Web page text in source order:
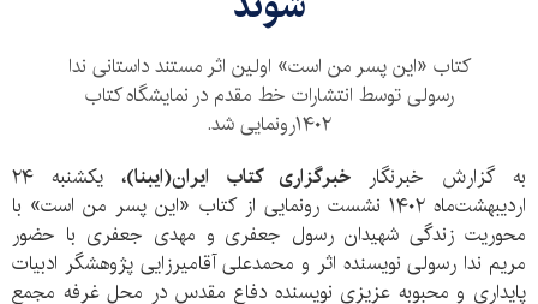
کتاب «این پسر من است» اولین اثر مستند داستانی ندا
رسولی توسط انتشارات خط مقدم در نمایشگاه کتاب
۱۴۰۲رونمایی شد.
به گزارش خبرنگار خبرگزاری کتاب ایران(ایبنا)،
یکشنبه ۲۴
اردیبهشت‌ماه ۱۴۰۲ نشست رونمایی از کتاب «این پسر من است» با
محوریت زندگی شهیدان رسول جعفری و مهدی جعفری با حضور
مریم ندا رسولی نویسنده اثر و محمدعلی آقامیرزایی پژوهشگر ادبیات
پایداری و محبوبه عزیزی نویسنده دفاع مقدس در محل غرفه مجمع